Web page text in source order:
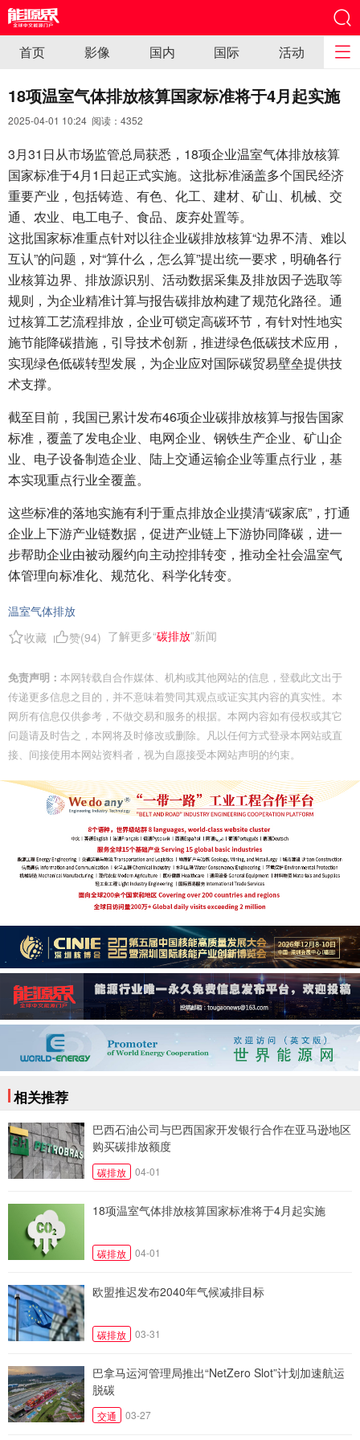
首页 影像 国内 国际 活动
18项温室气体排放核算国家标准将于4月起实施
2025-04-01 10:24 阅读： 4352
3月31日从市场监管总局获悉，18项企业温室气体排放核算
国家标准于4月1日起正式实施。这批标准涵盖多个国民经济
重要产业，包括铸造、有色、化工、建材、矿山、机械、交
通、农业、电工电子、食品、废弃处置等。
这批国家标准重点针对以往企业碳排放核算“边界不清、难以
互认”的问题，对“算什么，怎么算”提出统一要求，明确各行
业核算边界、排放源识别、活动数据采集及排放因子选取等
规则，为企业精准计算与报告碳排放构建了规范化路径。通
过核算工艺流程排放，企业可锁定高碳环节，有针对性地实
施节能降碳措施，引导技术创新，推进绿色低碳技术应用，
实现绿色低碳转型发展，为企业应对国际碳贸易壁垒提供技
术支撑。
截至目前，我国已累计发布46项企业碳排放核算与报告国家
标准，覆盖了发电企业、电网企业、钢铁生产企业、矿山企
业、电子设备制造企业、陆上交通运输企业等重点行业，基
本实现重点行业全覆盖。
这些标准的落地实施有利于重点排放企业摸清“碳家底”，打通
企业上下游产业链数据，促进产业链上下游协同降碳，进一
步帮助企业由被动履约向主动控排转变，推动全社会温室气
体管理向标准化、规范化、科学化转变。
温室气体排放
收藏
赞(94) 了解更多“碳排放”新闻
免责声明： 本网转载自合作媒体、机构或其他网站的信息，登载此文出于
传递更多信息之目的，并不意味着赞同其观点或证实其内容的真实性。本
网所有信息仅供参考，不做交易和服务的根据。本网内容如有侵权或其它
问题请及时告之，本网将及时修改或删除。凡以任何方式登录本网站或直
接、间接使用本网站资料者，视为自愿接受本网站声明的约束。
相关推荐
巴西石油公司与巴西国家开发银行合作在亚马逊地区
购买碳排放额度
碳排放 04-01
18项温室气体排放核算国家标准将于4月起实施
碳排放 04-01
欧盟推迟发布2040年气候减排目标
碳排放 03-31
巴拿马运河管理局推出“NetZero Slot”计划加速航运
脱碳
交通 03-27